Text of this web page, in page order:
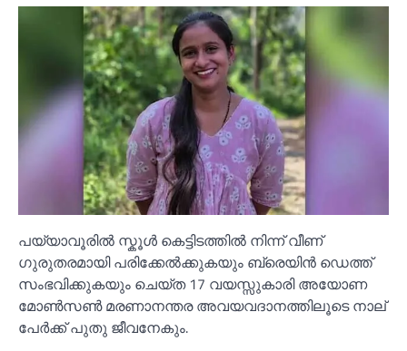
പയ്യാവൂരില്‍ സ്കൂള്‍ കെട്ടിടത്തില്‍ നിന്ന് വീണ്
ഗുരുതരമായി പരിക്കേല്‍ക്കുകയും ബ്രെയിൻ ഡെത്ത്
സംഭവിക്കുകയും ചെയ്ത 17 വയസ്സുകാരി അയോണ
മോണ്‍സണ്‍ മരണാനന്തര അവയവദാനത്തിലൂടെ നാല്
പേർക്ക് പുതു ജീവനേകും.